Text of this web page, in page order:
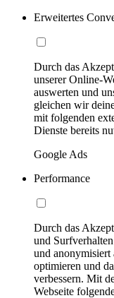
Erweitertes
Durch das
unserer Online-
auswerten und
gleichen wir
mit folgenden
Dienste bereits
Google Ads
Performance
Durch das
und
und anonymisiert
optimieren und
verbessern. Mit
Webseite